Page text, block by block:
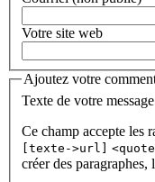
Votre site web
Ajoutez votre
Texte de votre message
Ce champ accepte les
[texte->url]
créer des paragraphes,